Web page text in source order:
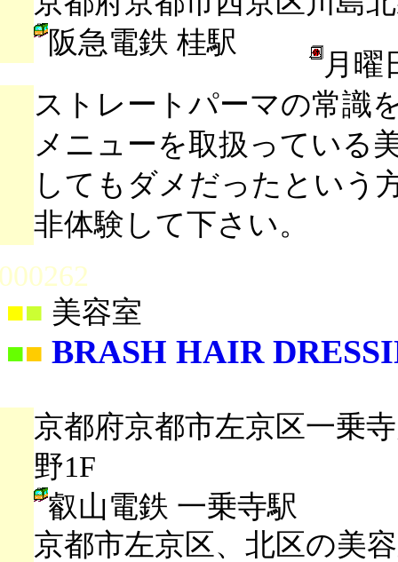
阪急電鉄 桂駅
月曜
ストレートパーマの常識
メニューを取扱っている
してもダメだったという
非体験して下さい。
■ 美容室
■■ BRASH HAIR
京都府京都市左京区一乗
野1F
叡山電鉄 一乗寺駅
京都市左京区、北区の美